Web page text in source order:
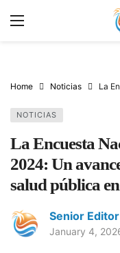
Home Noticias La
NOTICIAS
La Encuesta
2024: Un
salud pública
Senior Editor
January 4,